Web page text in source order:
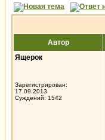
Автор
Ящерок
Зарегистрирован:
17.09.2013
Суждений: 1542